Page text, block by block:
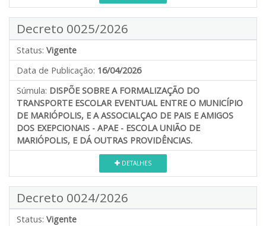
Decreto 0025/2026
Status: Vigente
Data de Publicação: 16/04/2026
Súmula: DISPÕE SOBRE A FORMALIZAÇÃO DO
TRANSPORTE ESCOLAR EVENTUAL ENTRE O MUNICÍPIO
DE MARIÓPOLIS, E A ASSOCIALÇAO DE PAIS E AMIGOS
DOS EXEPCIONAIS - APAE - ESCOLA UNIÃO DE
MARIÓPOLIS, E DÁ OUTRAS PROVIDÊNCIAS.
DETALHES
Decreto 0024/2026
Status: Vigente